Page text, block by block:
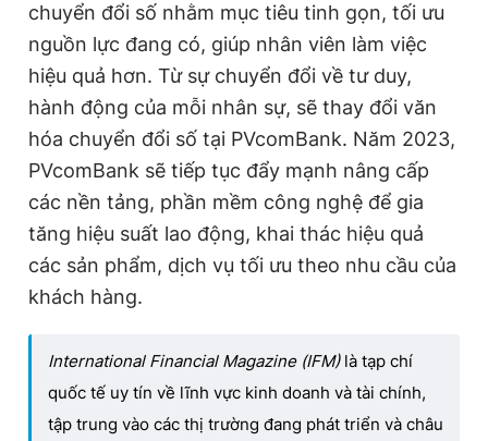
chuyển đổi số nhằm mục tiêu tinh gọn, tối ưu
nguồn lực đang có, giúp nhân viên làm việc
hiệu quả hơn. Từ sự chuyển đổi về tư duy,
hành động của mỗi nhân sự, sẽ thay đổi văn
hóa chuyển đổi số tại PVcomBank. Năm 2023,
PVcomBank sẽ tiếp tục đẩy mạnh nâng cấp
các nền tảng, phần mềm công nghệ để gia
tăng hiệu suất lao động, khai thác hiệu quả
các sản phẩm, dịch vụ tối ưu theo nhu cầu của
khách hàng.
International Financial Magazine (IFM)là tạp chí
quốc tế uy tín về lĩnh vực kinh doanh và tài chính,
tập trung vào các thị trường đang phát triển và châu